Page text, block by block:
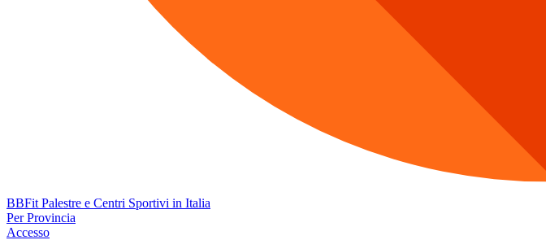
BBFit Palestre e Centri Sportivi in Italia
Per Provincia
Accesso